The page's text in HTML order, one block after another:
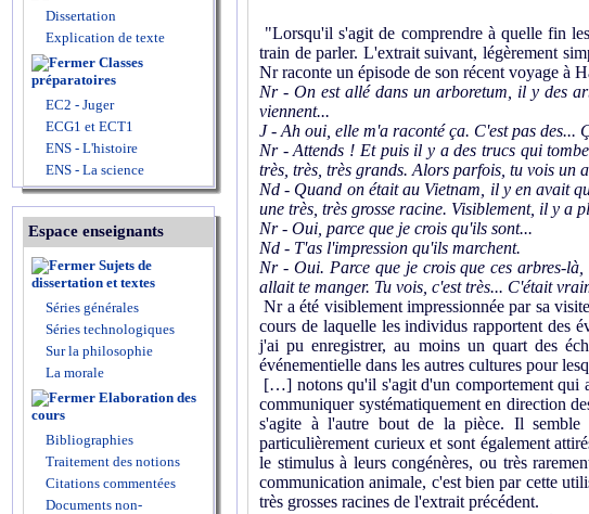
Dissertation
Explication de texte
Classes
préparatoires
EC2 - Juger
ECG1 et ECT1
ENS - L'histoire
ENS - La science
Espace enseignants
Sujets de
dissertation et textes
Séries générales
Séries technologiques
Sur la philosophie
La morale
Elaboration des
cours
Bibliographies
Traitement des notions
Citations commentées
Documents non-
"Lorsqu'il s'agit de comprendre à quelle fin
train de parler. L'extrait suivant, légèrement
Nr raconte un épisode de son récent voyage à
Nr - On est allé dans un arboretum, il y des
viennent...
J - Ah oui, elle m'a raconté ça. C'est pas des...
Nr - Attends ! Et puis il y a des trucs qui
très, très, très grands. Alors parfois, tu vois un
Nd - Quand on était au Vietnam, il y en avait
une très, très grosse racine. Visiblement, il y a
Nr - Oui, parce que je crois qu'ils sont...
Nd - T'as l'impression qu'ils marchent.
Nr - Oui. Parce que je crois que ces arbres-
allait te manger. Tu vois, c'est très... C'était
Nr a été visiblement impressionnée par sa
cours de laquelle les individus rapportent des
j'ai pu enregistrer, au moins un quart des
événementielle dans les autres cultures pour
[…] notons qu'il s'agit d'un comportement qui
communiquer systématiquement en direction
s'agite à l'autre bout de la pièce. Il semble
particulièrement curieux et sont également
le stimulus à leurs congénères, ou très
communication animale, c'est bien par cette
très grosses racines de l'extrait précédent.